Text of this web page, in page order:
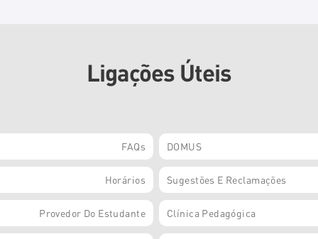
Ligações Úteis
FAQs DOMUS
Horários Sugestões E Reclamações
Provedor Do Estudante Clínica Pedagógica